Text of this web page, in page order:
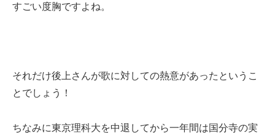
すごい度胸ですよね。
それだけ後上さんが歌に対しての熱意があったというこ
とでしょう！
ちなみに東京理科大を中退してから一年間は国分寺の実